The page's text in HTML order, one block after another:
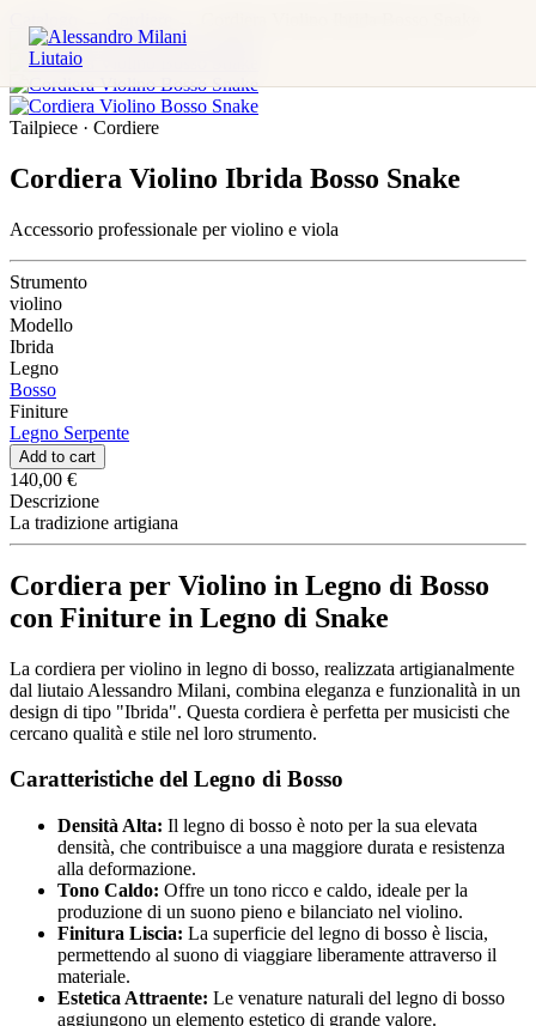
Tailpiece · Cordiere
Cordiera Violino Ibrida Bosso Snake
Accessorio professionale per violino e viola
Strumento
violino
Modello
Ibrida
Legno
Bosso
Finiture
Legno Serpente
Add to cart
140,00 €
Descrizione
La tradizione artigiana
Cordiera per Violino in Legno di Bosso
con Finiture in Legno di Snake
La cordiera per violino in legno di bosso, realizzata artigianalmente
dal liutaio Alessandro Milani, combina eleganza e funzionalità in un
design di tipo "Ibrida". Questa cordiera è perfetta per musicisti che
cercano qualità e stile nel loro strumento.
Caratteristiche del Legno di Bosso
Densità Alta: Il legno di bosso è noto per la sua elevata
densità, che contribuisce a una maggiore durata e resistenza
alla deformazione.
Tono Caldo: Offre un tono ricco e caldo, ideale per la
produzione di un suono pieno e bilanciato nel violino.
Finitura Liscia: La superficie del legno di bosso è liscia,
permettendo al suono di viaggiare liberamente attraverso il
materiale.
Estetica Attraente: Le venature naturali del legno di bosso
aggiungono un elemento estetico di grande valore.